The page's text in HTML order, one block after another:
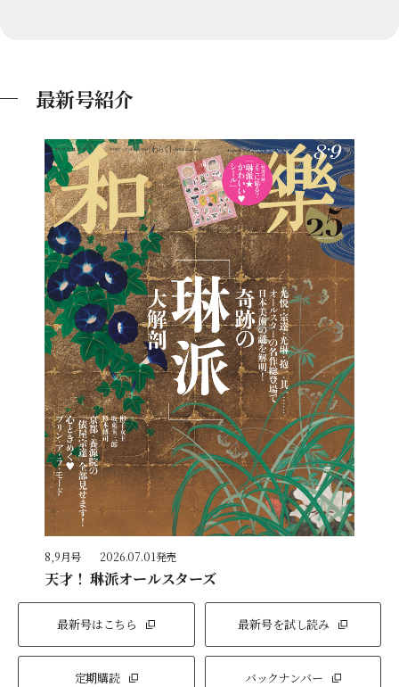
最新号紹介
8,9月号 2026.07.01発売
天才！ 琳派オールスターズ
最新号はこちら 最新号を試し読み
定期購読 バックナンバー